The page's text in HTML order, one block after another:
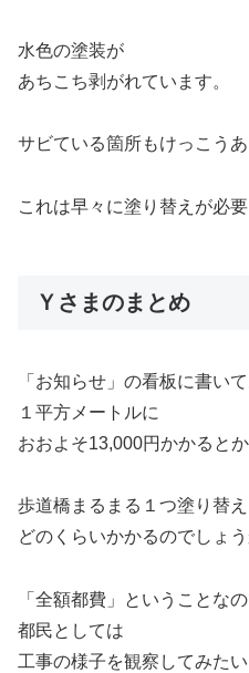
水色の塗装が
あちこち剥がれています。
サビている箇所もけっこうあ
これは早々に塗り替えが必要
Ｙさまのまとめ
「お知らせ」の看板に書い
１平方メートルに
おおよそ13,000円かかるとか
歩道橋まるまる１つ塗り替え
どのくらいかかるのでしょう
「全額都費」ということな
都民としては
工事の様子を観察してみたい